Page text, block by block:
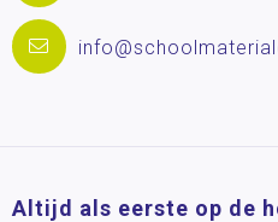
Altijd als eerste op de